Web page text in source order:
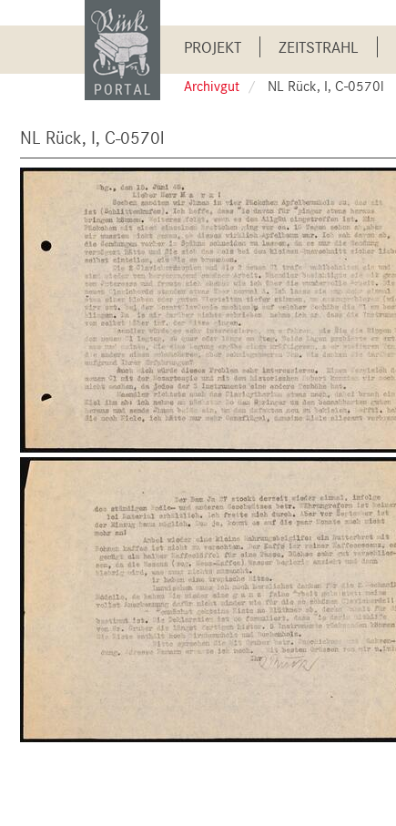
to
Main
navigation
PROJEKT ZEITSTRAHL
Archivgut NL Rück, I, C-0570l
NL Rück, I, C-0570l